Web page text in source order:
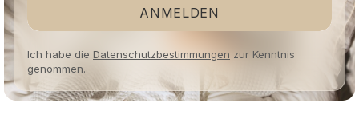
ANMELDEN
Ich habe die Datenschutzbestimmungen zur Kenntnis
genommen.